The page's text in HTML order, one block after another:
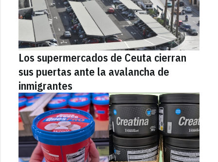
Los supermercados de Ceuta cierran
sus puertas ante la avalancha de
inmigrantes